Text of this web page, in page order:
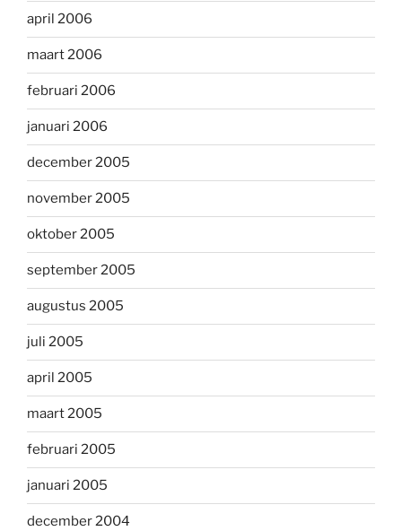
april 2006
maart 2006
februari 2006
januari 2006
december 2005
november 2005
oktober 2005
september 2005
augustus 2005
juli 2005
april 2005
maart 2005
februari 2005
januari 2005
december 2004